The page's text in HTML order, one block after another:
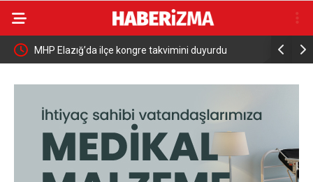
MHP Elazığ’da ilçe kongre takvimini duyurdu Siirt’te